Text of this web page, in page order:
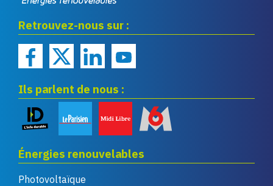
renouvelables
Retrouvez-nous sur :
Ils parlent de nous :
Énergies renouvelables
Photovoltaïque